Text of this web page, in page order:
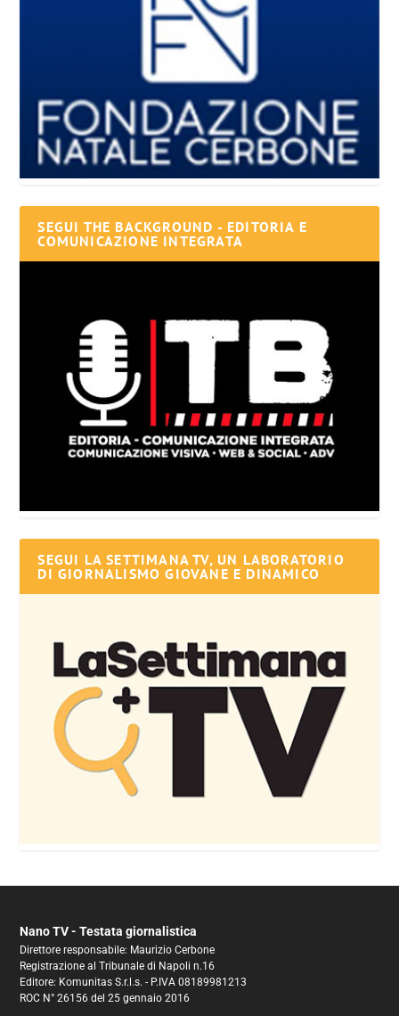
SEGUI THE BACKGROUND - EDITORIA E
COMUNICAZIONE INTEGRATA
SEGUI LA SETTIMANA TV, UN LABORATORIO
DI GIORNALISMO GIOVANE E DINAMICO
Nano TV - Testata giornalistica
Direttore responsabile: Maurizio Cerbone
Registrazione al Tribunale di Napoli n.16
Editore: Komunitas S.r.l.s. - P.IVA 08189981213
ROC N° 26156 del 25 gennaio 2016